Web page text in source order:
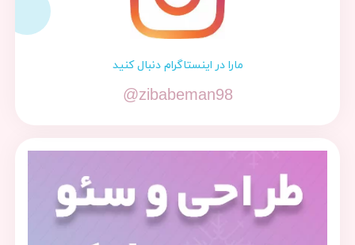
مارا در اینستاگرام دنبال کنید
@zibabeman98